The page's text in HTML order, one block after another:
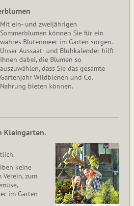
Mit ein- und zweijährigen
Sommerblumen können Sie für ein
wahres Blütenmeer im Garten sorgen.
Unser Aussaat- und Blühkalender hilft
Ihnen dabei, die Blumen so
auszuwählen, dass Sie das gesamte
Gartenjahr Wildbienen und Co.
Nahrung bieten können.
Kleingarten.
keine
Verein, zum
im Garten